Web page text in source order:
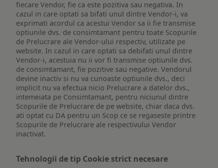
fiecare Vendor, fie ca este pozitiva sau negativa. In
cazul in care optati sa bifati unul dintre Vendor-i, va
exprimati acordul ca acestui Vendor sa ii fie transmise
optiunile dvs. de consimtamant pentru toate Scopurile
de Prelucrare ale Vendor-ului respectiv, utilizate pe
website. In cazul in care optati sa debifati unul dintre
Vendor-i, acestuia nu ii vor fi transmise optiunile dvs.
de consimtamant, fie pozitive sau negative. Vendorul
devine inactiv si nu va cunoaste optiunile dvs., deci
implicit nu va efectua nicio Prelucrare a datelor dvs.,
intemeiata pe Consimtamant, pentru niciunul dintre
Scopurile de Prelucrare de pe website, chiar daca dvs.
ati optat cu DA pentru un Scop ce se regaseste printre
Scopurile de Prelucrare ale respectivului Vendor
inactivat.
Tehnologii de tip Cookie strict necesare